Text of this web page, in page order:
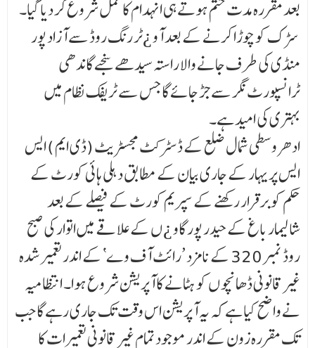
بعد مقررہ مدت ختم ہوتے ہی انہدام کا عمل شروع کر دیا گیا۔
سڑک کو چوڑا کرنے کے بعد آو ¿ٹر رنگ روڈ سے آزاد پور
منڈی کی طرف جانے والا راستہ سیدھے سنجے گاندھی
ٹرانسپورٹ نگر سے جڑ جائے گا جس سے ٹریفک نظام میں
بہتری کی امید ہے۔
ادھروسطی شمال ضلع کے ڈسٹرکٹ مجسٹریٹ (ڈی ایم ) ایس
ایس پریہار کے جاری بیان کے مطابق د ہلی ہائی کورٹ کے
حکم کو برقرار رکھنے کے سپریم کورٹ کے فیصلے کے بعد
شالیمار باغ کے حیدر پور گاو ¿ ں کے علاقے میں اتوار کی صبح
روڈ نمبر 320 کے نامزد ’رائٹ آف وے‘ کے اندر تعمیر شدہ
غیر قانونی ڈھانچو ں کو ہٹانے کا آپریشن شروع ہوا۔ انتظامیہ
نے واضح کیا ہے کہ یہ آپریشن اس وقت تک جاری رہے گا جب
تک مقررہ زون کے اندر موجود تمام غیر قانونی تعمیرات کا